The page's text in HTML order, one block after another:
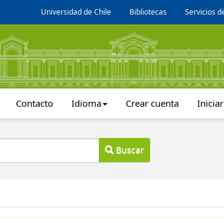
Universidad de Chile Bibliotecas Servicios
Contacto Idioma Crear cuenta
Buscar